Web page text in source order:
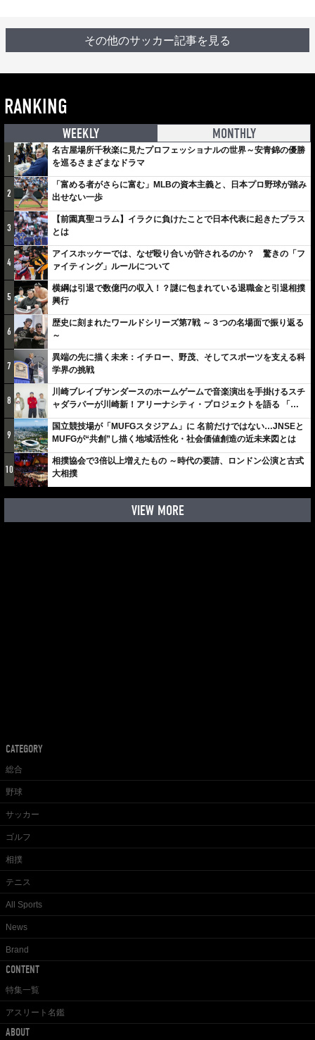
その他のサッカー記事を見る
RANKING
WEEKLY MONTHLY
1
名古屋場所千秋楽に見たプロフェッショナルの世界～安青錦の優勝
を巡るさまざまなドラマ
2
「富める者がさらに富む」MLBの資本主義と、日本プロ野球が踏み
出せない一歩
3
【前園真聖コラム】イラクに負けたことで日本代表に起きたプラス
とは
4
アイスホッケーでは、なぜ殴り合いが許されるのか？ 驚きの「フ
ァイティング」ルールについて
5
横綱は引退で数億円の収入！？謎に包まれている退職金と引退相撲
興行
6
歴史に刻まれたワールドシリーズ第7戦 ～３つの名場面で振り返る
～
7
異端の先に描く未来：イチロー、野茂、そしてスポーツを支える科
学界の挑戦
8
川崎ブレイブサンダースのホームゲームで音楽演出を手掛けるスチ
ャダラパーが川崎新！アリーナシティ・プロジェクトを語る 「楽
しみでしかないでしょ。川崎は、ずっと成長曲線だから」
9
国立競技場が「MUFGスタジアム」に 名前だけではない…JNSEと
MUFGが“共創”し描く地域活性化・社会価値創造の近未来図とは
10
相撲協会で3倍以上増えたもの ～時代の要請、ロンドン公演と古式
大相撲
VIEW MORE
CATEGORY
総合
野球
サッカー
ゴルフ
相撲
テニス
All Sports
News
Brand
CONTENT
特集一覧
アスリート名鑑
ABOUT